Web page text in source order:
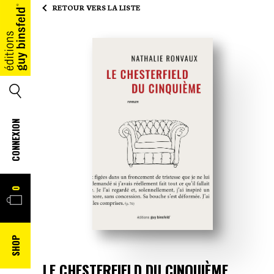
ACCUEIL
SEARCH
CONNEXION
PANIER
0
SHOP
RETOUR VERS LA LISTE